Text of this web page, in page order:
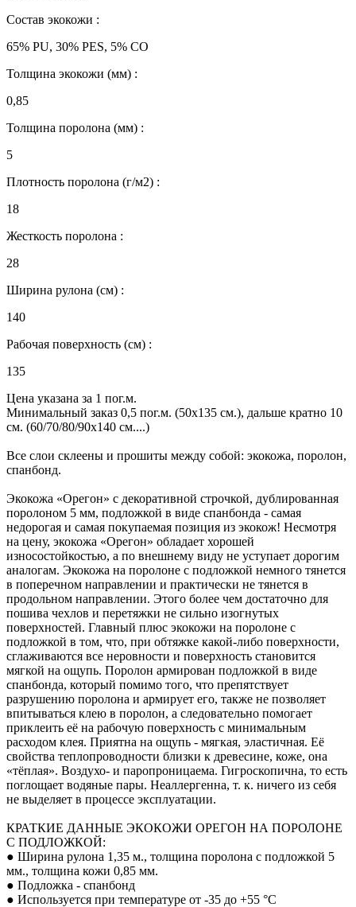
Состав экокожи :
65% PU, 30% PES, 5% CO
Толщина экокожи (мм) :
0,85
Толщина поролона (мм) :
5
Плотность поролона (г/м2) :
18
Жесткость поролона :
28
Ширина рулона (см) :
140
Рабочая поверхность (см) :
135
Цена указана за 1 пог.м.
Минимальный заказ 0,5 пог.м. (50х135 см.), дальше кратно 10
см. (60/70/80/90х140 см....)
Все слои склеены и прошиты между собой: экокожа, поролон,
спанбонд.
Экокожа «Орегон» с декоративной строчкой, дублированная
поролоном 5 мм, подложкой в виде спанбонда - самая
недорогая и самая покупаемая позиция из экокож! Несмотря
на цену, экокожа «Орегон» обладает хорошей
износостойкостью, а по внешнему виду не уступает дорогим
аналогам. Экокожа на поролоне с подложкой немного тянется
в поперечном направлении и практически не тянется в
продольном направлении. Этого более чем достаточно для
пошива чехлов и перетяжки не сильно изогнутых
поверхностей. Главный плюс экокожи на поролоне с
подложкой в том, что, при обтяжке какой-либо поверхности,
сглаживаются все неровности и поверхность становится
мягкой на ощупь. Поролон армирован подложкой в виде
спанбонда, который помимо того, что препятствует
разрушению поролона и армирует его, также не позволяет
впитываться клею в поролон, а следовательно помогает
приклеить её на рабочую поверхность с минимальным
расходом клея. Приятна на ощупь - мягкая, эластичная. Её
свойства теплопроводности близки к древесине, коже, она
«тёплая». Воздухо- и паропроницаема. Гигроскопична, то есть
поглощает водяные пары. Неаллергенна, т. к. ничего из себя
не выделяет в процессе эксплуатации.
КРАТКИЕ ДАННЫЕ ЭКОКОЖИ ОРЕГОН НА ПОРОЛОНЕ
С ПОДЛОЖКОЙ:
● Ширина рулона 1,35 м., толщина поролона с подложкой 5
мм., толщина кожи 0,85 мм.
● Подложка - спанбонд
● Используется при температуре от -35 до +55 °С